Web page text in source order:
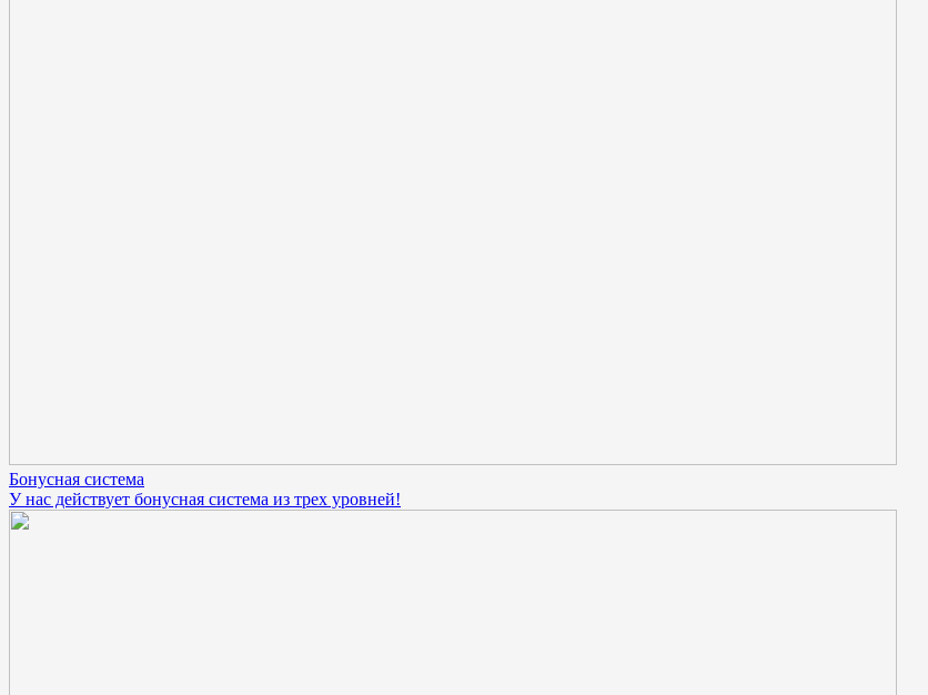
Бонусная система
У нас действует бонусная система из трех уровней!